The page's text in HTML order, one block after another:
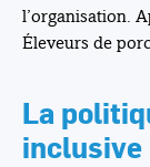
l’organisation.
Éleveurs de
La
inclusive